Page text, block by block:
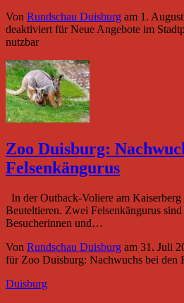
Von Rundschau Duisburg am 1.
deaktiviert für Neue Angebote im
nutzbar
Zoo Duisburg:
Felsenkängurus
In der Outback-Voliere am
Beuteltieren. Zwei Felsenkängurus
Besucherinnen und…
Von Rundschau Duisburg am 31. Juli
für Zoo Duisburg: Nachwuchs bei den
Duisburg